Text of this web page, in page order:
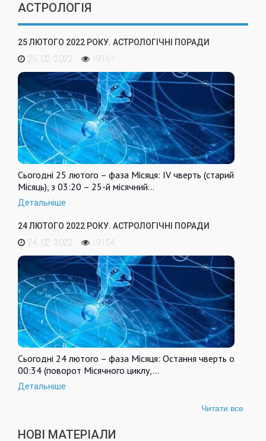
АСТРОЛОГІЯ
25 ЛЮТОГО 2022 РОКУ. АСТРОЛОГІЧНІ ПОРАДИ
25. 02. 2022
19161
Сьогодні 25 лютого – фаза Місяця: IV чверть (старий
Місяць), з 03:20 – 25-й місячний…
Детальніше
24 ЛЮТОГО 2022 РОКУ. АСТРОЛОГІЧНІ ПОРАДИ
24. 02. 2022
19154
Сьогодні 24 лютого – фаза Місяця: Остання чверть о
00:34 (поворот Місячного циклу,…
Детальніше
Читати все
НОВІ МАТЕРІАЛИ